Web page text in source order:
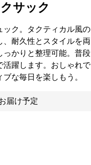
サック
ック。タクティカル風の
耐久性とスタイルを両
っかりと整理可能。普段
活躍します。おしゃれで
な毎日を楽しもう。
届け予定